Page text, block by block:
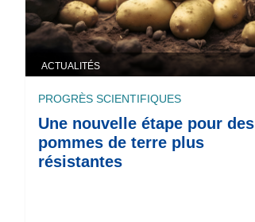
ACTUALITÉS
PROGRÈS SCIENTIFIQUES
Une nouvelle étape pour des
pommes de terre plus
résistantes